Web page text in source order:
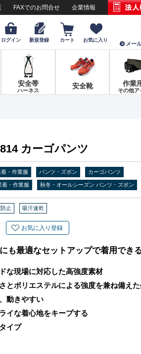
FAXでのお問合せ 企業情報
ログイン 新規登録 カート お気に入り
メー
安全帯
ハーネス
安全靴 作業
その他ア
カーゴパンツ
・作業服 パンツ・ズボン カーゴパンツ
着・作業服 秋冬・オールシーズン パンツ・ズボン
止 吸汗速乾
お気に入り登録
も最適なセットアップで着用でき
な現場に対応した高強度素材
とポリエステルによる強度を兼ね備え
動きやすい
イな着心地をキープする
イプ